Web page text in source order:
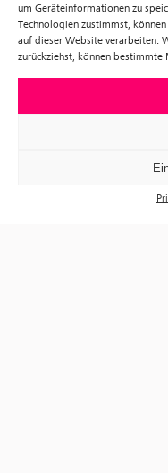
um Geräteinformationen zu
Technologien zustimmst,
auf dieser Website verarbeiten.
zurückziehst, können